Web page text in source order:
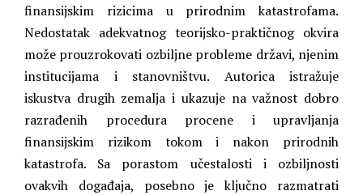
finansijskim rizicima u prirodnim katastrofama.
Nedostatak adekvatnog teorijsko-praktičnog okvira
može prouzrokovati ozbiljne probleme državi, njenim
institucijama i stanovništvu. Autorica istražuje
iskustva drugih zemalja i ukazuje na važnost dobro
razrađenih procedura procene i upravljanja
finansijskim rizikom tokom i nakon prirodnih
katastrofa. Sa porastom učestalosti i ozbiljnosti
ovakvih događaja, posebno je ključno razmatrati